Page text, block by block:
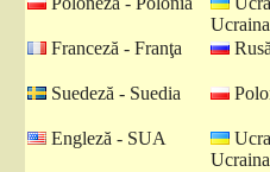
Ucraina
Franceză - Franţa
Suedeză - Suedia
Engleză - SUA
Ucraina